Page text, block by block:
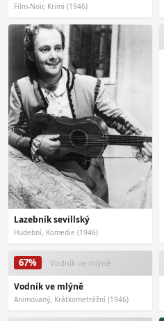
Film-Noir, Krimi (1946)
Lazebník sevillský
Hudební, Komedie (1946)
67% Vodník ve mlýně
Vodník ve mlýně
Animovaný, Krátkometrážní (1946)